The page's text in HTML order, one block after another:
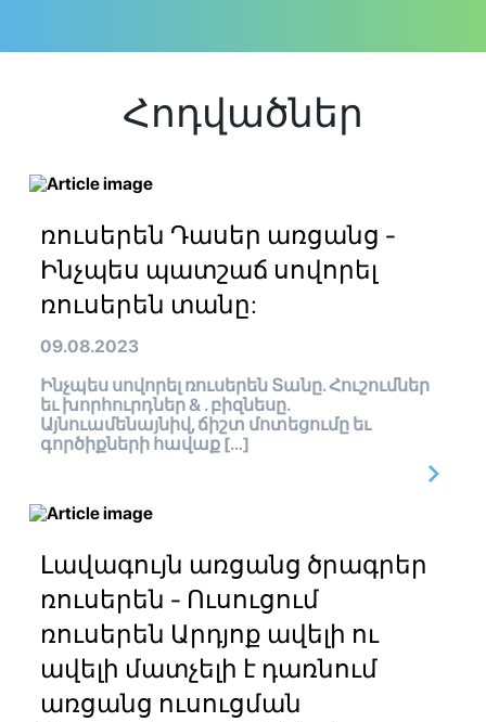
Հոդվածներ
ռուսերեն Դասեր առցանց -
Ինչպես պատշաճ սովորել
ռուսերեն տանը:
09.08.2023
Ինչպես սովորել ռուսերեն Տանը. Հուշումներ
եւ խորհուրդներ & . բիզնեսը.
Այնուամենայնիվ, ճիշտ մոտեցումը եւ
գործիքների հավաք […]
Լավագույն առցանց ծրագրեր
ռուսերեն - Ուսուցում
ռուսերեն Արդյոք ավելի ու
ավելի մատչելի է դառնում
առցանց ուսուցման